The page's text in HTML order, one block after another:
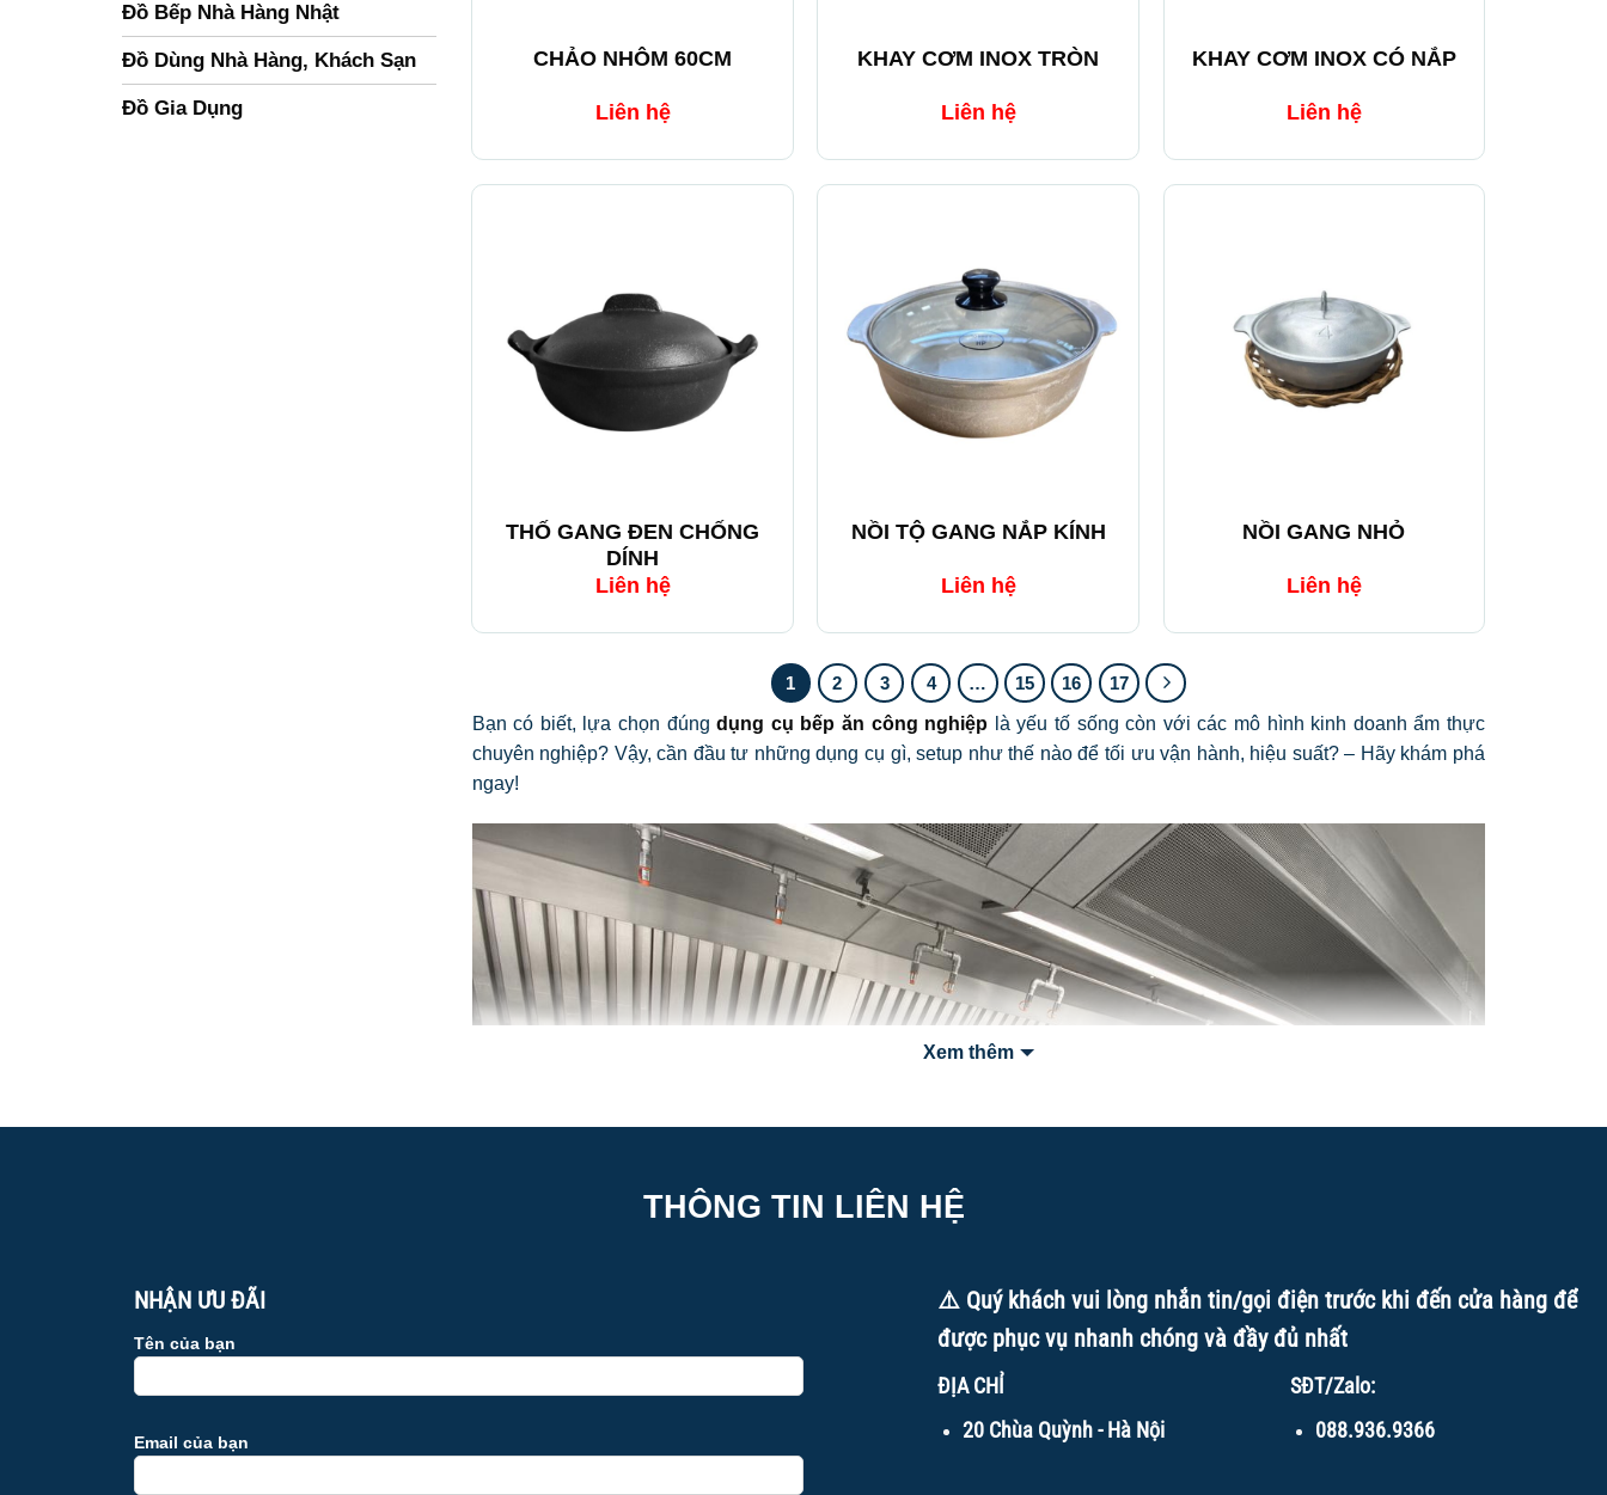
Đồ Bếp Nhà Hàng Nhật
Đồ Dùng Nhà Hàng, Khách Sạn
Đồ Gia Dụng
CHẢO NHÔM 60CM
Liên hệ
KHAY CƠM INOX TRÒN
Liên hệ
KHAY CƠM INOX CÓ NẮP
Liên hệ
THỐ GANG ĐEN CHỐNG
DÍNH
Liên hệ
NỒI TỘ GANG NẮP KÍNH
Liên hệ
NỒI GANG NHỎ
Liên hệ
1 2 3 4 … 15 16 17
Bạn có biết, lựa chọn đúngdụng cụ bếp ăn công nghiệp là yếu tố sống còn với các mô hình kinh doanh ẩm thực
chuyên nghiệp? Vậy, cần đầu tư những dụng cụ gì, setup như thế nào để tối ưu vận hành, hiệu suất? – Hãy khám phá
ngay!
Xem thêm
THÔNG TIN LIÊN HỆ
NHẬN ƯU ĐÃI
Tên của bạn
Email của bạn
⚠️ Quý khách vui lòng nhắn tin/gọi điện trước khi đến cửa hàng để
được phục vụ nhanh chóng và đầy đủ nhất
ĐỊA CHỈ
20 Chùa Quỳnh - Hà Nội
SĐT/Zalo:
088.936.9366